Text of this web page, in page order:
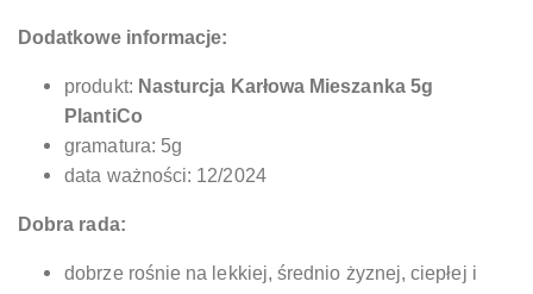
Dodatkowe informacje:
produkt: Nasturcja Karłowa Mieszanka 5g
PlantiCo
gramatura: 5g
data ważności: 12/2024
Dobra rada:
dobrze rośnie na lekkiej, średnio żyznej, ciepłej i